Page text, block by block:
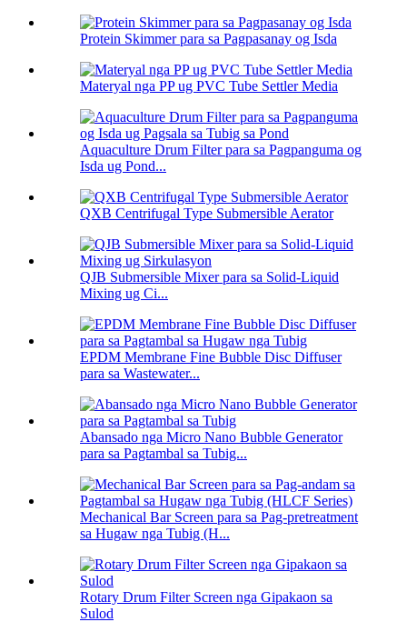
Protein Skimmer para sa Pagpasanay og Isda
Materyal nga PP ug PVC Tube Settler Media
Aquaculture Drum Filter para sa Pagpanguma og
Isda ug Pond...
QXB Centrifugal Type Submersible Aerator
QJB Submersible Mixer para sa Solid-Liquid
Mixing ug Ci...
EPDM Membrane Fine Bubble Disc Diffuser
para sa Wastewater...
Abansado nga Micro Nano Bubble Generator
para sa Pagtambal sa Tubig...
Mechanical Bar Screen para sa Pag-pretreatment
sa Hugaw nga Tubig (H...
Rotary Drum Filter Screen nga Gipakaon sa
Sulod